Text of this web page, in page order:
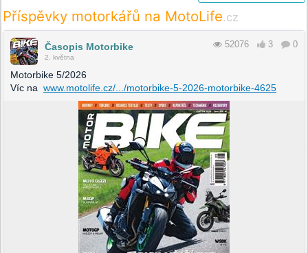
Příspěvky motorkářů na MotoLife.cz
Časopis Motorbike
2. května
52076 3 0
Motorbike 5/2026
Víc na www.motolife.cz/.../motorbike-5-2026-motorbike-4625